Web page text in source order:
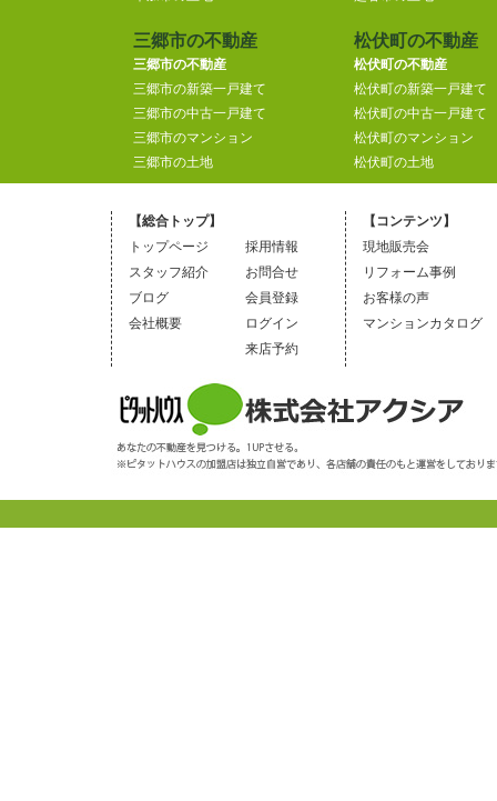
三郷市の不動産
三郷市の不動産
三郷市の新築一戸建て
三郷市の中古一戸建て
三郷市のマンション
三郷市の土地
松伏町の不動産
松伏町の不動産
松伏町の新築一戸建て
松伏町の中古一戸建て
松伏町のマンション
松伏町の土地
【総合トップ】
トップページ
スタッフ紹介
ブログ
会社概要
採用情報
お問合せ
会員登録
ログイン
来店予約
【コンテンツ】
現地販売会
リフォーム事例
お客様の声
マンションカタログ